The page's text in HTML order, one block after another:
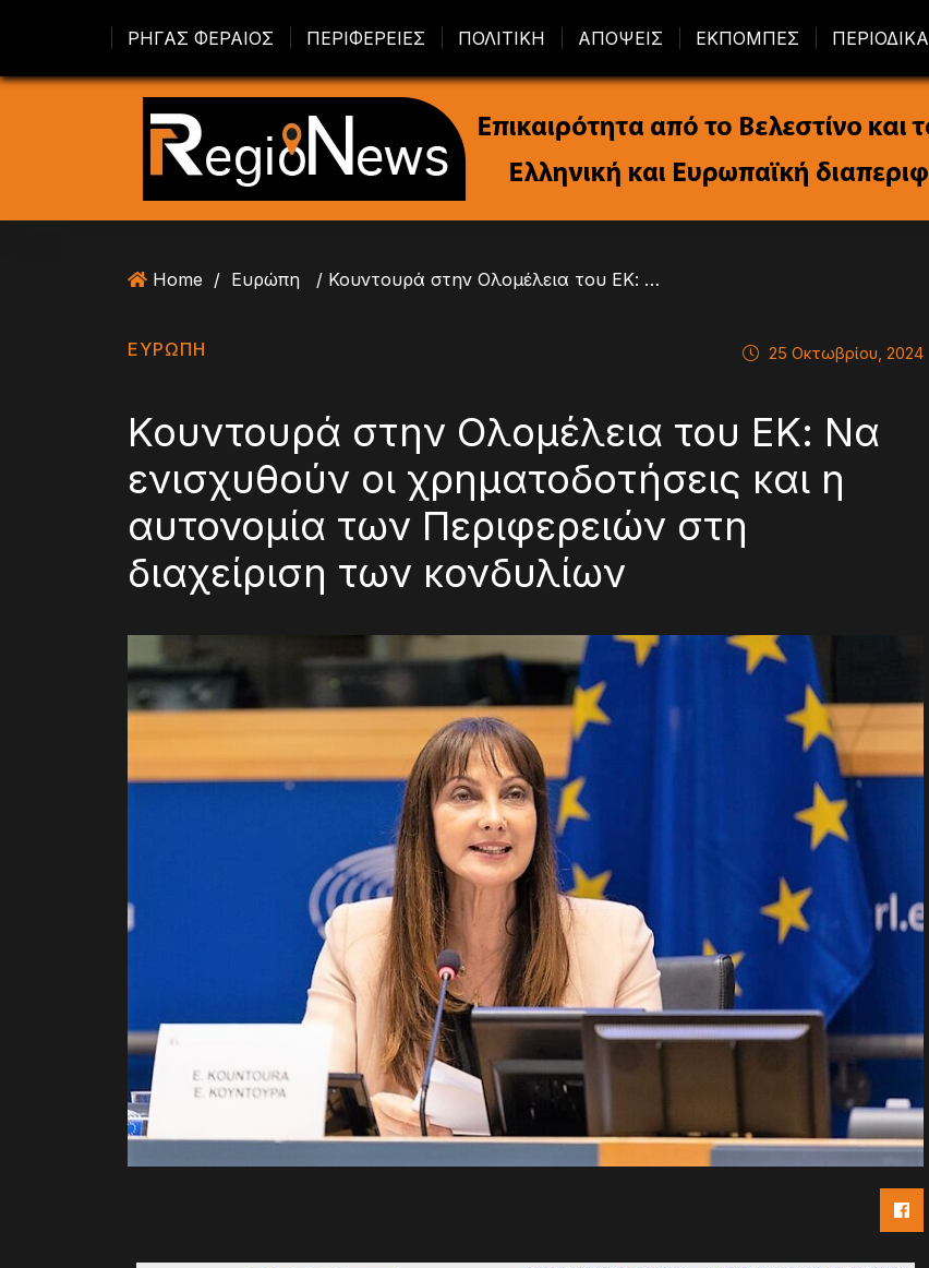
ΡΗΓΑΣ ΦΕΡΑΙΟΣ ΠΕΡΙΦΕΡΕΙΕΣ ΠΟΛΙΤΙΚΗ ΑΠΟΨΕΙΣ ΕΚΠΟΜΠΕΣ ΠΕΡΙΟΔΙΚΑ
Home / Ευρώπη / Κουντουρά στην Ολομέλεια του ΕΚ: Να ενισχυθούν οι χρηματοδοτήσεις και η αυτονομία των Περιφερειών στη διαχείριση των κονδυλίων
ΕΥΡΏΠΗ 25 Οκτωβρίου, 2024
Κουντουρά στην Ολομέλεια του ΕΚ: Να
ενισχυθούν οι χρηματοδοτήσεις και η
αυτονομία των Περιφερειών στη
διαχείριση των κονδυλίων